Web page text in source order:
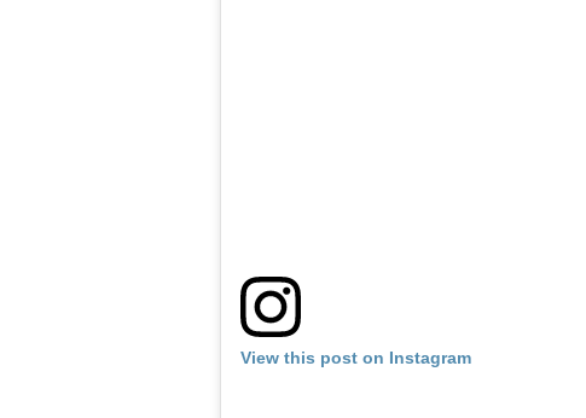
View this post on Instagram